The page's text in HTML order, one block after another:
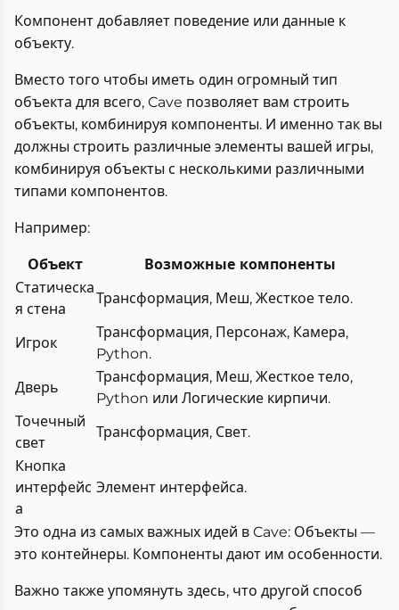
Компонент добавляет поведение или данные к
объекту.
Вместо того чтобы иметь один огромный тип
объекта для всего, Cave позволяет вам строить
объекты, комбинируя компоненты. И именно так вы
должны строить различные элементы вашей игры,
комбинируя объекты с несколькими различными
типами компонентов.
Например:
Объект
Возможные компоненты
Статическа
я стена
Трансформация, Меш, Жесткое тело.
Игрок
Трансформация, Персонаж, Камера,
Python.
Дверь
Трансформация, Меш, Жесткое тело,
Python или Логические кирпичи.
Точечный
свет
Трансформация, Свет.
Кнопка
интерфейс
а
Элемент интерфейса.
Это одна из самых важных идей в Cave: Объекты —
это контейнеры. Компоненты дают им особенности.
Важно также упомянуть здесь, что другой способ